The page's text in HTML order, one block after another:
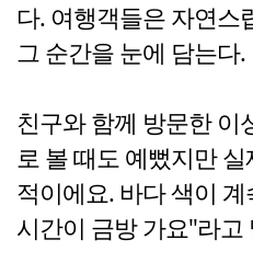
다. 여행객들은 자연스
그 순간을 눈에 담는다.
친구와 함께 방문한 이
로 볼 때도 예뻤지만
적이에요. 바다 색이
시간이 금방 가요"라고